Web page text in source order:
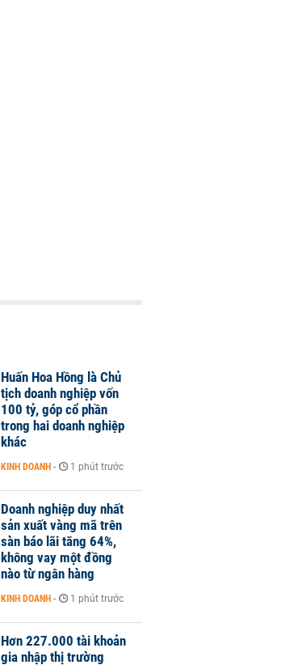
Huấn Hoa Hồng là Chủ
tịch doanh nghiệp vốn
100 tỷ, góp cổ phần
trong hai doanh nghiệp
khác
KINH DOANH - 1 phút trước
Doanh nghiệp duy nhất
sản xuất vàng mã trên
sàn báo lãi tăng 64%,
không vay một đồng
nào từ ngân hàng
KINH DOANH - 1 phút trước
Hơn 227.000 tài khoản
gia nhập thị trường